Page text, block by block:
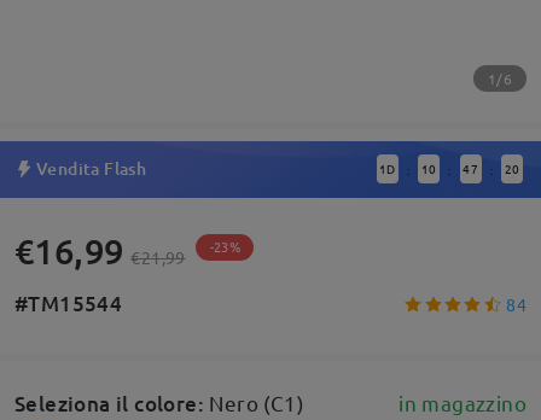
1/6
Vendita Flash 1 D : 10 : 47 : 20
€16,99 €21,99 -23%
#TM15544 84
Seleziona il colore: Nero (C1) in magazzino